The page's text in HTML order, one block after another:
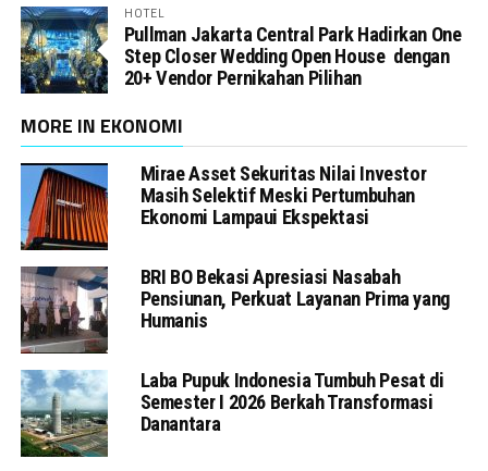
HOTEL
Pullman Jakarta Central Park Hadirkan One
Step Closer Wedding Open House dengan
20+ Vendor Pernikahan Pilihan
MORE IN EKONOMI
Mirae Asset Sekuritas Nilai Investor
Masih Selektif Meski Pertumbuhan
Ekonomi Lampaui Ekspektasi
BRI BO Bekasi Apresiasi Nasabah
Pensiunan, Perkuat Layanan Prima yang
Humanis
Laba Pupuk Indonesia Tumbuh Pesat di
Semester I 2026 Berkah Transformasi
Danantara